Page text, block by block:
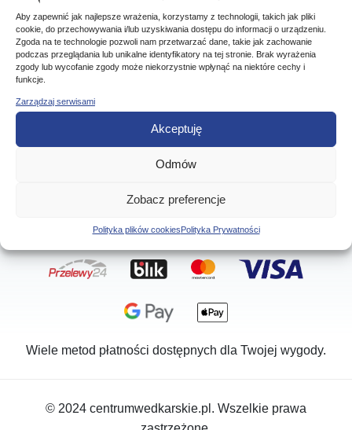
Aby zapewnić jak najlepsze wrażenia, korzystamy z technologii, takich jak pliki
cookie, do przechowywania i/lub uzyskiwania dostępu do informacji o urządzeniu.
Zgoda na te technologie pozwoli nam przetwarzać dane, takie jak zachowanie
podczas przeglądania lub unikalne identyfikatory na tej stronie. Brak wyrażenia
zgody lub wycofanie zgody może niekorzystnie wpłynąć na niektóre cechy i
funkcje.
Zarządzaj serwisami
Akceptuję
Odmów
Zobacz preferencje
Polityka plików cookiesPolityka Prywatności
Kontakt
Wiele metod płatności dostępnych dla Twojej wygody.
© 2024 centrumwedkarskie.pl. Wszelkie prawa